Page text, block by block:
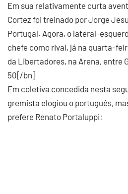
Em sua relativamente curta
Cortez foi treinado por Jorge
Portugal. Agora, o lateral-
chefe como rival, já na quarta-
da Libertadores, na Arena, entre
50[/bn]
Em coletiva concedida nesta
gremista elogiou o português,
prefere Renato Portaluppi: